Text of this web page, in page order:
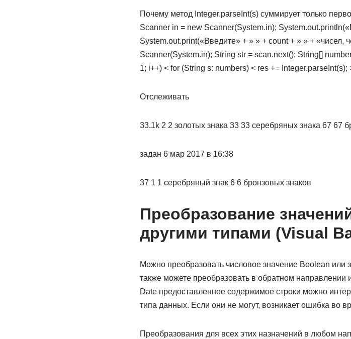
Почему метод Integer.parseInt(s) суммирует только
Scanner in = new Scanner(System.in);
System.out.print(«Введите» + » » + count + » » + «чисел,
Scanner(System.in); String str = scan.next(); String[]
1; i++) < for (String s: numbers) < res +=
Отслеживать
33.1k 2 2 золотых знака 33 33 серебряных знака 67 67
задан 6 мар 2017 в 16:38
37 1 1 серебряный знак 6 6 бронзовых знаков
Преобразование
другими типами (Visual
Можно преобразовать числовое значение Boolean
также можете преобразовать в обратном направлении
Date предоставленное содержимое строки можно
типа данных. Если они не могут, возникает ошибка во
Преобразования для всех этих назначений в любом